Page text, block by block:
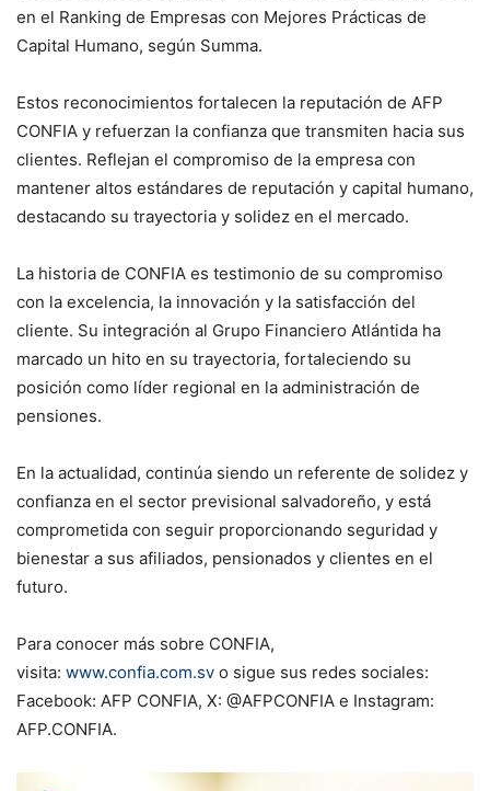
en el Ranking de Empresas con Mejores Prácticas de
Capital Humano, según Summa.
Estos reconocimientos fortalecen la reputación de AFP
CONFIA y refuerzan la confianza que transmiten hacia sus
clientes. Reflejan el compromiso de la empresa con
mantener altos estándares de reputación y capital humano,
destacando su trayectoria y solidez en el mercado.
La historia de CONFIA es testimonio de su compromiso
con la excelencia, la innovación y la satisfacción del
cliente. Su integración al Grupo Financiero Atlántida ha
marcado un hito en su trayectoria, fortaleciendo su
posición como líder regional en la administración de
pensiones.
En la actualidad, continúa siendo un referente de solidez y
confianza en el sector previsional salvadoreño, y está
comprometida con seguir proporcionando seguridad y
bienestar a sus afiliados, pensionados y clientes en el
futuro.
Para conocer más sobre CONFIA,
visita: www.confia.com.sv o sigue sus redes sociales:
Facebook: AFP CONFIA, X: @AFPCONFIA e Instagram:
AFP.CONFIA.